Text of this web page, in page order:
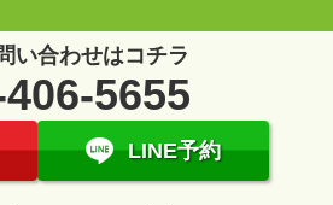
い合わせはコチラ
5655
LINE予約